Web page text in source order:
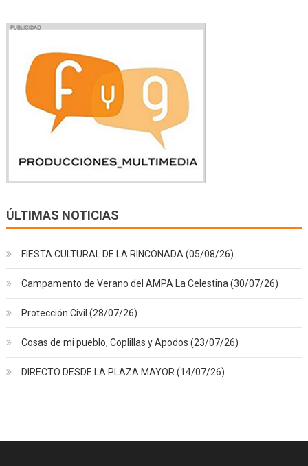
ÚLTIMAS NOTICIAS
FIESTA CULTURAL DE LA RINCONADA (05/08/26)
Campamento de Verano del AMPA La Celestina (30/07/26)
Protección Civil (28/07/26)
Cosas de mi pueblo, Coplillas y Apodos (23/07/26)
DIRECTO DESDE LA PLAZA MAYOR (14/07/26)